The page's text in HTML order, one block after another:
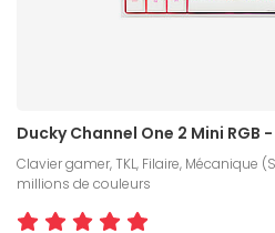
Ducky Channel One 2 Mini RGB
Clavier gamer, TKL, Filaire, Mécanique
millions de couleurs